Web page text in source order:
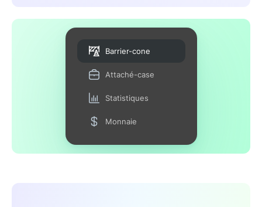
Barrier-cone
Attaché-case
Statistiques
Monnaie